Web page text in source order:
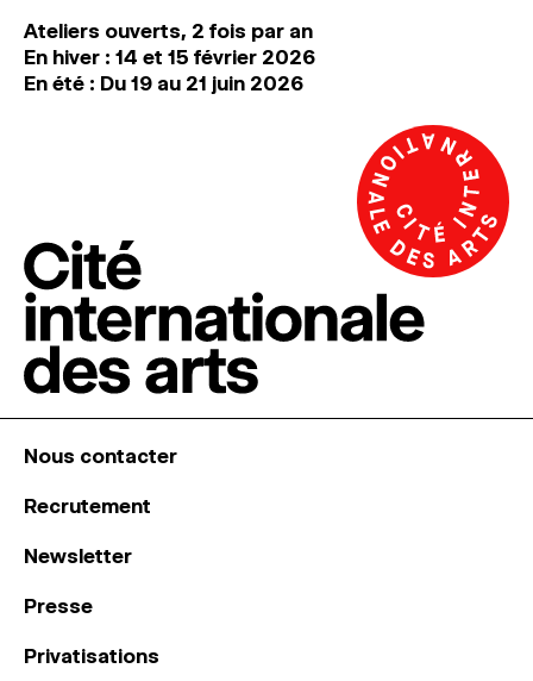
Ateliers ouverts, 2 fois par an
En hiver : 14 et 15 février 2026
En été : Du 19 au 21 juin 2026
Nous contacter
Recrutement
Newsletter
Presse
Privatisations